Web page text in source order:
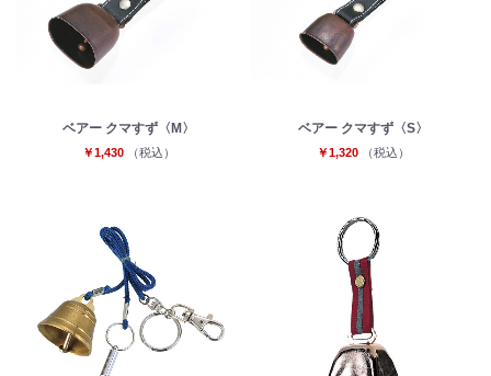
ベアー クマすず〈M〉
￥1,430 （税込）
ベアー クマすず〈S〉
￥1,320 （税込）